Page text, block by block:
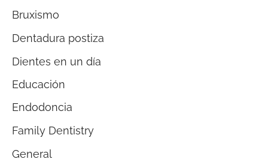
Bruxismo
Dentadura postiza
Dientes en un día
Educación
Endodoncia
Family Dentistry
General